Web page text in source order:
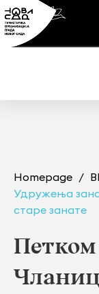
Skip
to
content
Homepage
Удружења
старе занате